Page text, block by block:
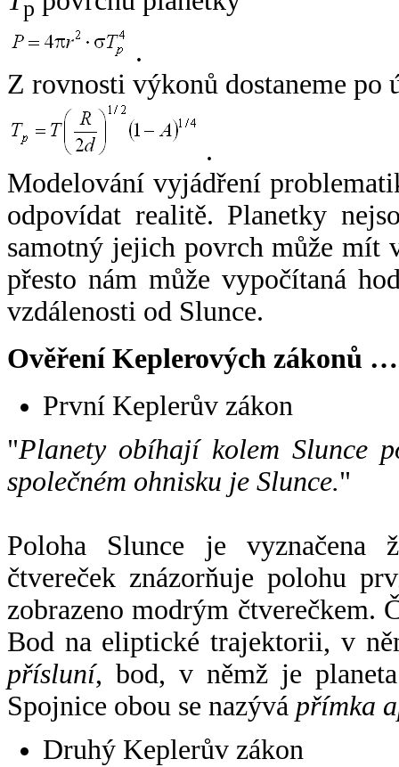
p
.
Z rovnosti výkonů dostaneme po
.
Modelování vyjádření
odpovídat realitě. Planetky
samotný jejich povrch může mít
přesto nám může vypočítaná
vzdálenosti od Slunce.
Ověření Keplerových zákonů …
První Keplerův zákon
"Planety obíhají kolem Slunce
společném ohnisku je Slunce."
Poloha Slunce je vyznačena
čtvereček znázorňuje polohu
zobrazeno modrým čtverečkem.
Bod na eliptické trajektorii, v
přísluní, bod, v němž je
Spojnice obou se nazývá přímka
Druhý Keplerův zákon